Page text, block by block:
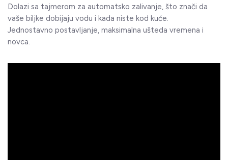
Dolazi sa tajmerom za automatsko zalivanje, što znači da
vaše biljke dobijaju vodu i kada niste kod kuće.
Jednostavno postavljanje, maksimalna ušteda vremena i
novca.